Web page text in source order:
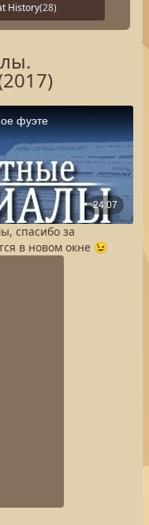
History(28)
спасибо за
в новом окне 😉